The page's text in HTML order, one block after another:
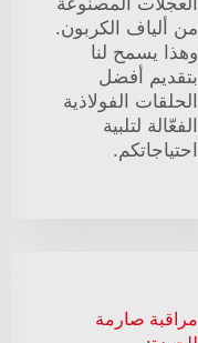
من ألياف الكربون.
وهذا يسمح لنا
بتقديم أفضل
الحلقات الفولاذية
الفعّالة لتلبية
احتياجاتكم.
مراقبة صارمة